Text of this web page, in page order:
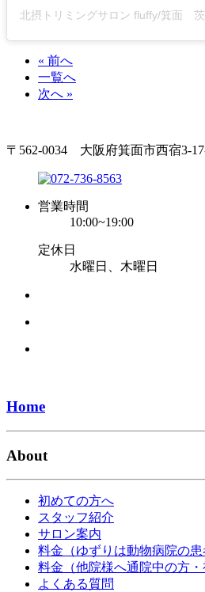
« 前へ
一覧へ
次へ »
〒562-0034 大阪府箕面市西宿3-
営業時間
10:00~19:00
定休日
水曜日、木曜日
Home
About
初めての方へ
スタッフ紹介
サロン案内
料金（ゆずりは動物病院の患
料金（他院様へ通院中の方・
よくある質問